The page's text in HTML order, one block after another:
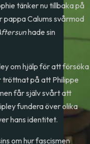
tänker nu tillbaka på
pappa Calums svårmod
hade sin
om hjälp för att försöka
tröttnat på att Philippe
får själv svårt att
fundera över olika
hans identitet.
om hur fascismen